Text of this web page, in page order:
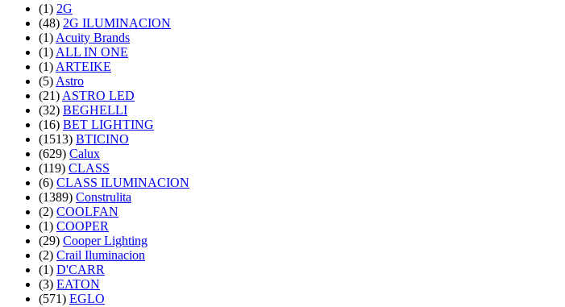
(1) 2G
(48) 2G ILUMINACION
(1) Acuity Brands
(1) ALL IN ONE
(1) ARTEIKE
(5) Astro
(21) ASTRO LED
(32) BEGHELLI
(16) BET LIGHTING
(1513) BTICINO
(629) Calux
(119) CLASS
(6) CLASS ILUMINACION
(1389) Construlita
(2) COOLFAN
(1) COOPER
(29) Cooper Lighting
(2) Crail Iluminacion
(1) D'CARR
(3) EATON
(571) EGLO